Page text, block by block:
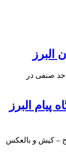
گفت: در ۴۵ بازدید انجام شده ۵ واحد صنفی در
البرز
– کیش و بالعکس